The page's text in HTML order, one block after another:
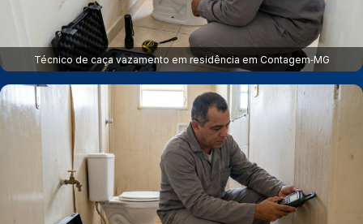
Técnico de caça vazamento em residência em Contagem‑MG